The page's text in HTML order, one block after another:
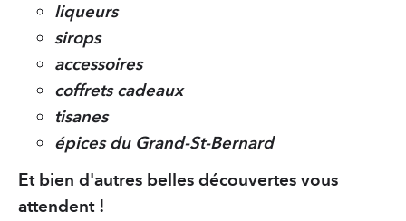
liqueurs
sirops
accessoires
coffrets cadeaux
tisanes
épices du Grand-St-Bernard
Et bien d'autres belles découvertes vous
attendent !